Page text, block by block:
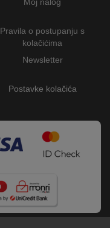
Pravila o postupanju s
kolačićima
Newsletter
Postavke kolačića